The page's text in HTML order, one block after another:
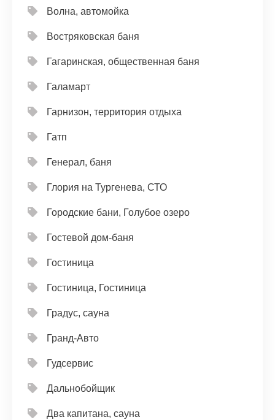
Волна, автомойка
Востряковская баня
Гагаринская, общественная баня
Галамарт
Гарнизон, территория отдыха
Гатп
Генерал, баня
Глория на Тургенева, СТО
Городские бани, Голубое озеро
Гостевой дом-баня
Гостиница
Гостиница, Гостиница
Градус, сауна
Гранд-Авто
Гудсервис
Дальнобойщик
Два капитана, сауна